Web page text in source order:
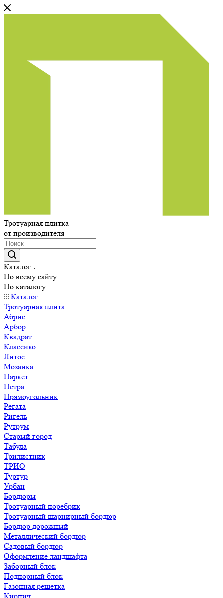
Тротуарная плитка
от производителя
Каталог
По всему сайту
По каталогу
Каталог
Тротуарная плита
Абрис
Арбор
Квадрат
Классико
Литос
Мозаика
Паркет
Петра
Прямоугольник
Регата
Ригель
Рутрум
Старый город
Табула
Трилистник
ТРИО
Туртур
Урбан
Бордюры
Тротуарный поребрик
Тротуарный шарнирный бордюр
Бордюр дорожный
Металлический бордюр
Садовый бордюр
Оформление ландшафта
Заборный блок
Подпорный блок
Газонная решетка
Кирпич